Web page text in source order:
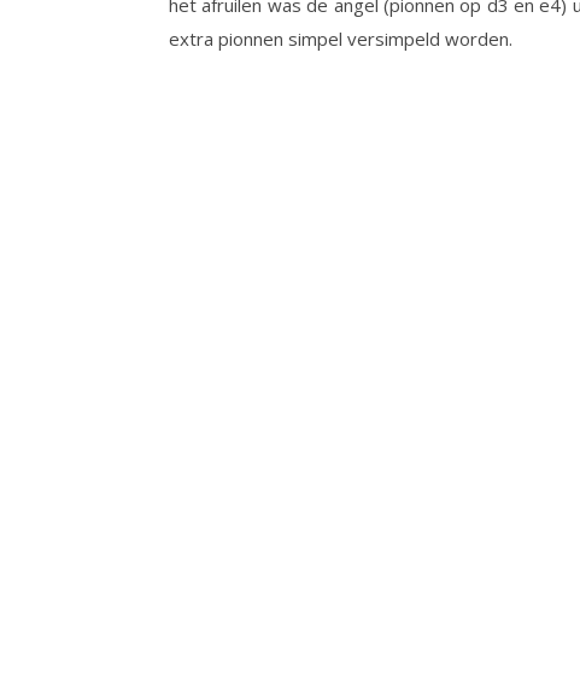
het afruilen was de angel (pionnen op d3 en
extra pionnen simpel versimpeld worden.